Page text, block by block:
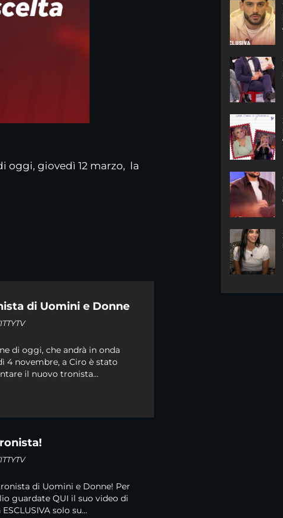
oggi, giovedì 12 marzo, la
di Uomini e Donne
di oggi, che andrà in onda
4 novembre, a Ciro è stato
il nuovo tronista...
di Uomini e Donne! Per
guardate QUI il suo video di
solo su...